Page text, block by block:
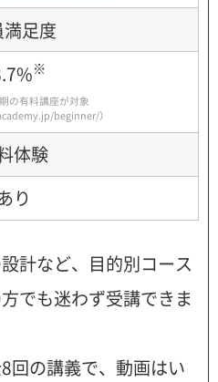
足度
※
の有料講座が対象
beginner/）
体験
り
計など、目的別コース
でも迷わず受講できま
回の講義で、動画はい